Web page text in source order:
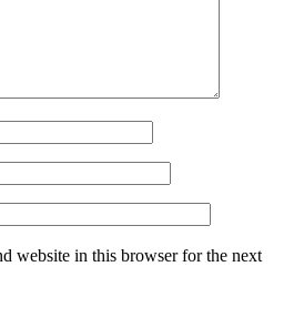
website in this browser for the next